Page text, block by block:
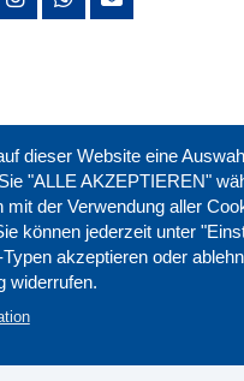
dieser Website eine
"ALLE AKZEPTIEREN"
mit der Verwendung aller
können jederzeit unter
akzeptieren oder
widerrufen.